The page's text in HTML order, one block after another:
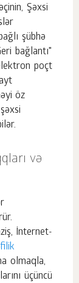
Şəxsi
şübhə
bağlantı"
poçt
öz
və
İnternet-
olmaqla,
üçüncü